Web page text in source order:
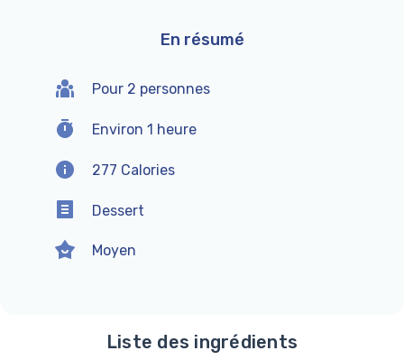
Liste des ingrédients
En résumé
Pour 2 personnes
Environ 1 heure
277 Calories
Dessert
Moyen